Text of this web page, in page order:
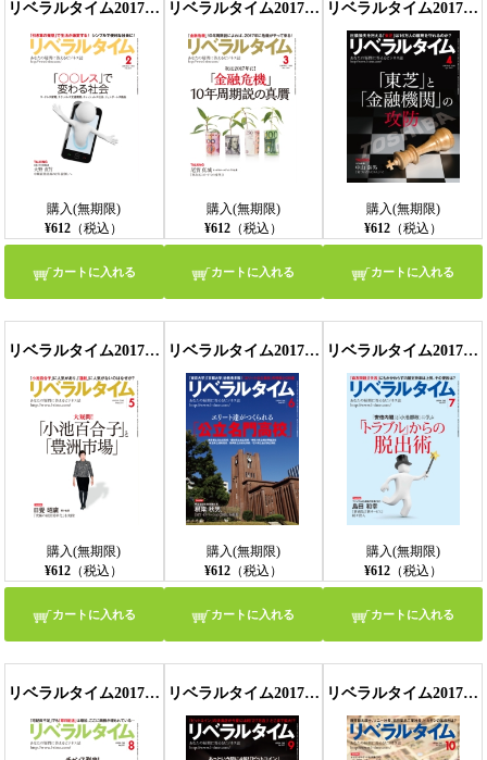
リベラルタイム2017年2月号
購入(無期限)
¥612 （税込）
カートに入れる
リベラルタイム2017年3月号
購入(無期限)
¥612（税込）
カートに入れる
リベラルタイム2017年4月号
購入(無期限)
¥612（税込）
カートに入れる
リベラルタイム2017年5月号
購入(無期限)
¥612 （税込）
カートに入れる
リベラルタイム2017年6月号
購入(無期限)
¥612（税込）
カートに入れる
リベラルタイム2017年7月号
購入(無期限)
¥612（税込）
カートに入れる
リベラルタイム2017年8月号 リベラルタイム2017年9月号 リベラルタイム2017年10月号